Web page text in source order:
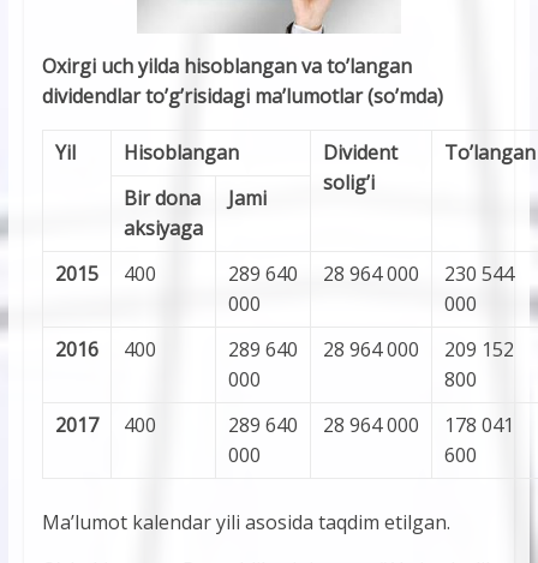
Oxirgi uch yilda hisoblangan va to’langan
dividendlar to’g’risidagi ma’lumotlar (so’mda)
Yil Hisoblangan
Divident
solig’i
To’langan
Bir dona
aksiyaga
Jami
2015 400
289 640
000
28 964 000
230 544
000
2016
400
289 640
000
28 964 000
209 152
800
2017
400
289 640
000
28 964 000
178 041
600
Ma’lumot kalendar yili asosida taqdim etilgan.